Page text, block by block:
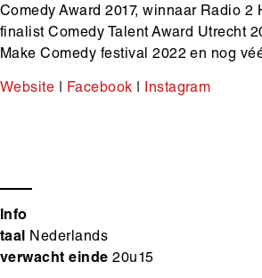
Comedy Award 2017, winnaar Radio 2
finalist Comedy Talent Award Utrecht
Make Comedy festival 2022 en nog
Website | Facebook | Instagram
Info
taal Nederlands
verwacht einde20u15